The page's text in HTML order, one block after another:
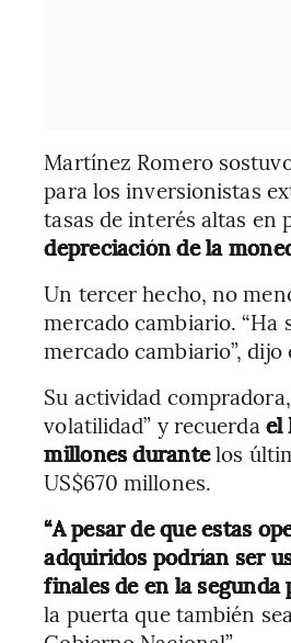
Martínez Romero
para los inversionistas
tasas de interés altas en
depreciación de la
Un tercer hecho, no
mercado cambiario.
mercado cambiario”, dijo
Su actividad
volatilidad” y recuerda el
millones durantelos
US$670 millones.
“A pesar de que estas
adquiridos podrían ser
finales de en la segunda
la puerta que también